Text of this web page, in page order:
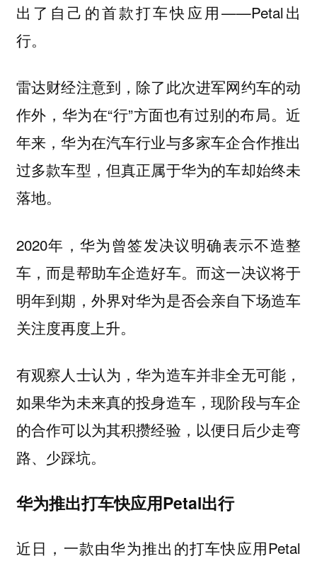
出了自己的首款打车快应用——Petal出
行。
雷达财经注意到，除了此次进军网约车的动
作外，华为在“行”方面也有过别的布局。近
年来，华为在汽车行业与多家车企合作推出
过多款车型，但真正属于华为的车却始终未
落地。
2020年，华为曾签发决议明确表示不造整
车，而是帮助车企造好车。而这一决议将于
明年到期，外界对华为是否会亲自下场造车
关注度再度上升。
有观察人士认为，华为造车并非全无可能，
如果华为未来真的投身造车，现阶段与车企
的合作可以为其积攒经验，以便日后少走弯
路、少踩坑。
华为推出打车快应用Petal出行
近日，一款由华为推出的打车快应用Petal